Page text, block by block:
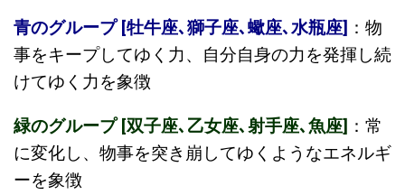
青のグループ [牡牛座､獅子座､蠍座､水瓶座] ：物
事をキープしてゆく力、自分自身の力を発揮し続
けてゆく力を象徴
緑のグループ [双子座､乙女座､射手座､魚座] ：常
に変化し、物事を突き崩してゆくようなエネルギ
ーを象徴